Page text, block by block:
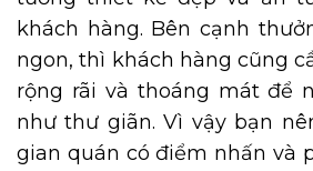
khách hàng. Bên cạnh
ngon, thì khách hàng cũng
rộng rãi và thoáng mát để
như thư giãn. Vì vậy bạn
gian quán có điểm nhấn và